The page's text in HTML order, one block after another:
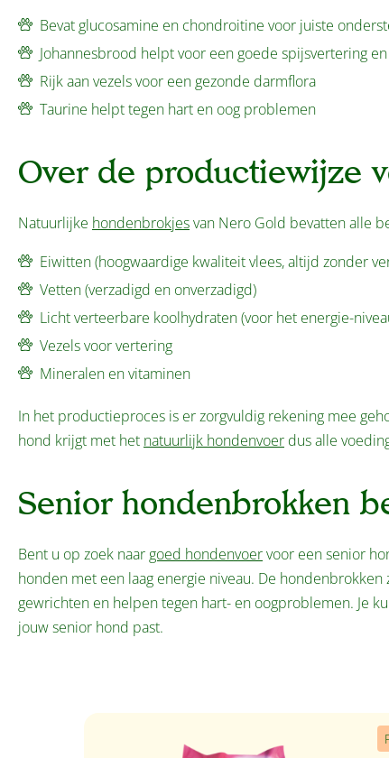
Bevat glucosamine en chondroitine voor juiste
Johannesbrood helpt voor een goede spijsvertering
Rijk aan vezels voor een gezonde darmflora
Taurine helpt tegen hart en oog problemen
Over de productiewijze
Natuurlijke hondenbrokjesvan Nero Gold bevatten alle
Eiwitten (hoogwaardige kwaliteit vlees, altijd zonder
Vetten (verzadigd en onverzadigd)
Licht verteerbare koolhydraten (voor het energie-
Vezels voor vertering
Mineralen en vitaminen
In het productieproces is er zorgvuldig rekening mee
hond krijgt met het natuurlijk hondenvoer dus alle
Senior hondenbrokken
Bent u op zoek naar goed hondenvoervoor een senior
honden met een laag energie niveau. De
gewrichten en helpen tegen hart- en oogproblemen. Je
jouw senior hond past.